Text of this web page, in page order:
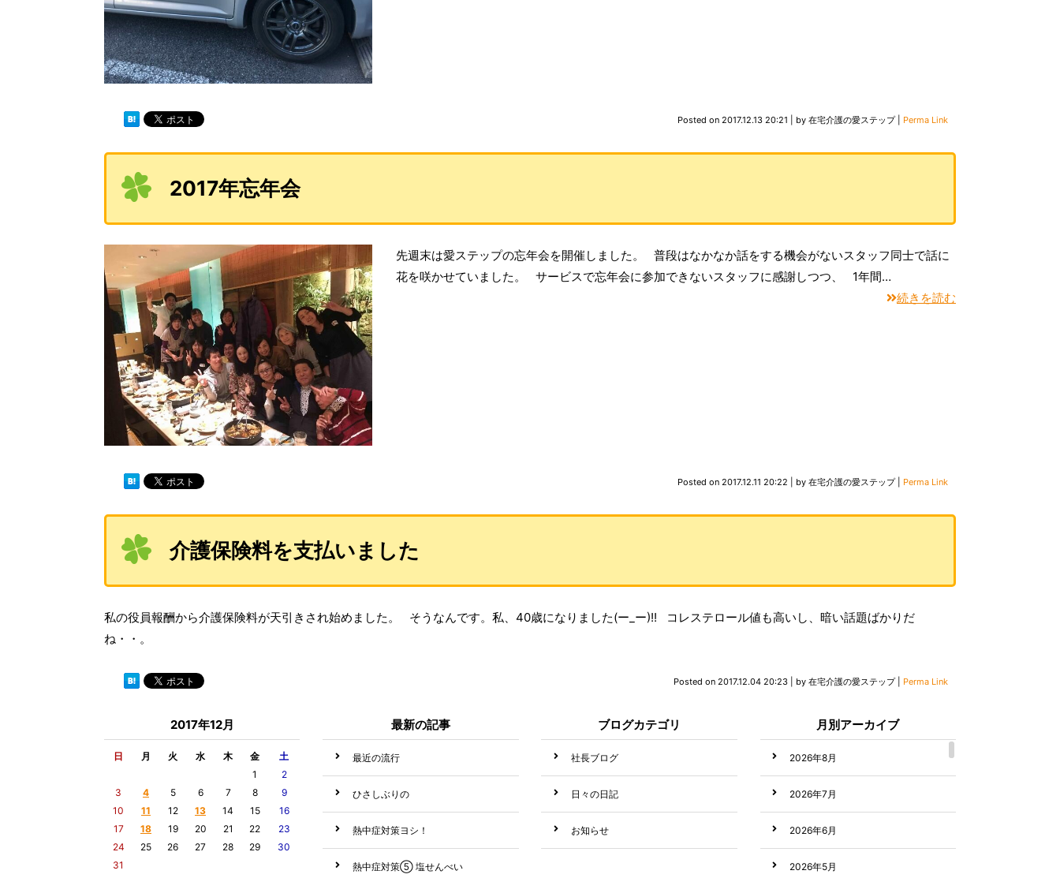
Posted on 2017.12.13 20:21 by 在宅介護の愛ステップ| Perma Link
2017年忘年会
先週末は愛ステップの忘年会を開催しました。 普段はなかなか話をする機会がないスタッフ同士で話に
花を咲かせていました。 サービスで忘年会に参加できないスタッフに感謝しつつ、 1年間…
続きを読む
Posted on 2017.12.11 20:22 by 在宅介護の愛ステップ| Perma Link
介護保険料を支払いました
私の役員報酬から介護保険料が天引きされ始めました。 そうなんです。私、40歳になりました(ー_ー)!! コレステロール値も高いし、暗い話題ばかりだ
ね・・。
Posted on 2017.12.04 20:23| by 在宅介護の愛ステップ| Perma Link
2017年12月
日 月 火 水 木 金 土
1
2
3
4 5 6 7 8
9
10
11 12 13 14 15
16
17
18 19 20 21 22
23
24
25 26 27 28 29
30
31
最新の記事
最近の流行
ひさしぶりの
熱中症対策ヨシ！
熱中症対策⑤ 塩せんべい
ブログカテゴリ
社長ブログ
日々の日記
お知らせ
月別アーカイブ
2026年8月
2026年7月
2026年6月
2026年5月